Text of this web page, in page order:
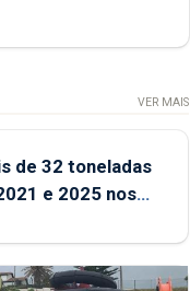
VER MAIS
de 32 toneladas
e 2025 nos